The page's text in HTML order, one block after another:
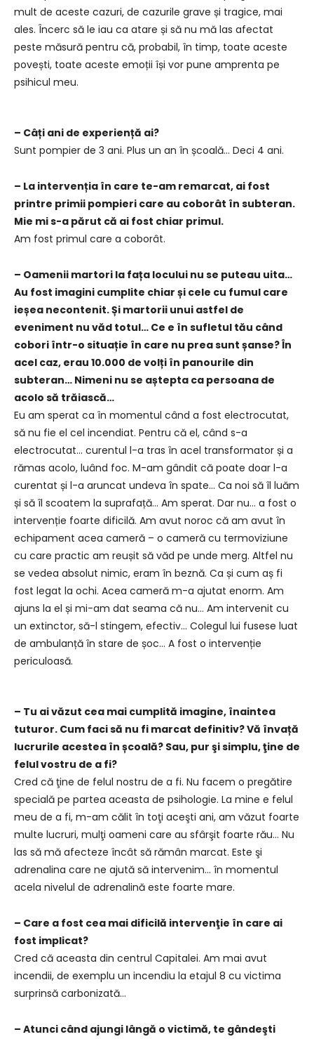
mult de aceste cazuri, de cazurile grave și tragice, mai
ales. Încerc să le iau ca atare și să nu mă las afectat
peste măsură pentru că, probabil, în timp, toate aceste
povești, toate aceste emoții își vor pune amprenta pe
psihicul meu.
– Câți ani de experiență ai?
Sunt pompier de 3 ani. Plus un an în școală… Deci 4 ani.
– La intervenția în care te-am remarcat, ai fost
printre primii pompieri care au coborât în subteran.
Mie mi s-a părut că ai fost chiar primul.
Am fost primul care a coborât.
– Oamenii martori la fața locului nu se puteau uita…
Au fost imagini cumplite chiar și cele cu fumul care
ieșea necontenit. Și martorii unui astfel de
eveniment nu văd totul… Ce e în sufletul tău când
cobori într-o situație în care nu prea sunt șanse? În
acel caz, erau 10.000 de volți în panourile din
subteran… Nimeni nu se aștepta ca persoana de
acolo să trăiască…
Eu am sperat ca în momentul când a fost electrocutat,
să nu fie el cel incendiat. Pentru că el, când s-a
electrocutat… curentul l-a tras în acel transformator și a
rămas acolo, luând foc. M-am gândit că poate doar l-a
curentat și l-a aruncat undeva în spate… Ca noi să îl luăm
și să îl scoatem la suprafață… Am sperat. Dar nu… a fost o
intervenție foarte dificilă. Am avut noroc că am avut în
echipament acea cameră – o cameră cu termoviziune
cu care practic am reușit să văd pe unde merg. Altfel nu
se vedea absolut nimic, eram în beznă. Ca și cum aș fi
fost legat la ochi. Acea cameră m-a ajutat enorm. Am
ajuns la el și mi-am dat seama că nu… Am intervenit cu
un extinctor, să-l stingem, efectiv… Colegul lui fusese luat
de ambulanță în stare de șoc… A fost o intervenție
periculoasă.
– Tu ai văzut cea mai cumplită imagine, înaintea
tuturor. Cum faci să nu fi marcat definitiv? Vă învață
lucrurile acestea în școală? Sau, pur şi simplu, ţine de
felul vostru de a fi?
Cred că ţine de felul nostru de a fi. Nu facem o pregătire
specială pe partea aceasta de psihologie. La mine e felul
meu de a fi, m-am călit în toţi aceşti ani, am văzut foarte
multe lucruri, mulţi oameni care au sfârşit foarte rău… Nu
las să mă afecteze încât să rămân marcat. Este şi
adrenalina care ne ajută să intervenim… în momentul
acela nivelul de adrenalină este foarte mare.
– Care a fost cea mai dificilă intervenţie în care ai
fost implicat?
Cred că aceasta din centrul Capitalei. Am mai avut
incendii, de exemplu un incendiu la etajul 8 cu victima
surprinsă carbonizată…
– Atunci când ajungi lângă o victimă, te gândeşti